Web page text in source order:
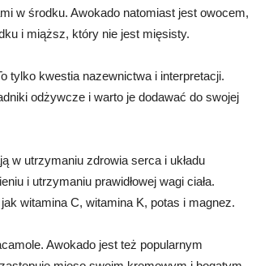
w środku. Awokado natomiast jest owocem,
i miąższ, który nie jest mięsisty.
tylko kwestia nazewnictwa i interpretacji.
odżywcze i warto je dodawać do swojej
w utrzymaniu zdrowia serca i układu
i utrzymaniu prawidłowej wagi ciała.
witamina C, witamina K, potas i magnez.
Awokado jest też popularnym